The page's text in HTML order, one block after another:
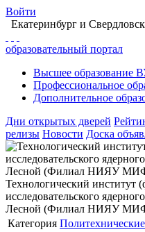
Войти
Екатеринбург и
образовательный портал
Высшее образование
Профессиональное
Дополнительное
Дни открытых дверей
релизы Новости Доска
Технологический институт
исследовательского
Лесной (Филиал НИЯУ
Категория